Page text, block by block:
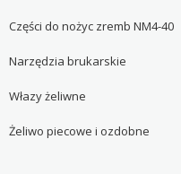
Części do nożyc zremb NM4-40
Narzędzia brukarskie
Włazy żeliwne
Żeliwo piecowe i ozdobne